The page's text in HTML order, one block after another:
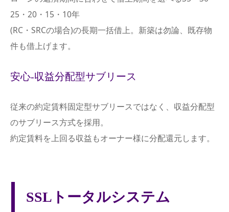
25・20・15・10年
(RC・SRCの場合)の長期一括借上。新築は勿論、既存物
件も借上げます。
安心-収益分配型サブリース
従来の約定賃料固定型サブリースではなく、収益分配型
のサブリース方式を採用。
約定賃料を上回る収益もオーナー様に分配還元します。
SSLトータルシステム